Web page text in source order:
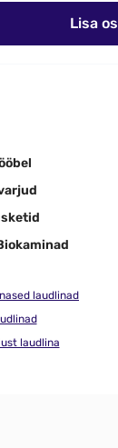
Lisa
laudlinad
laudlina